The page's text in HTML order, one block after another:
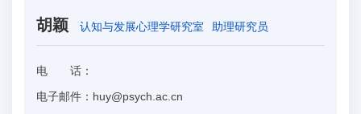
胡颖 认知与发展心理学研究室 助理研究员
电 话：
电子邮件： huy@psych.ac.cn